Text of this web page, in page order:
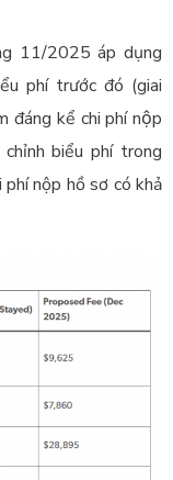
11/2025 áp dụng
phí trước đó (giai
đáng kể chi phí nộp
biểu phí trong
nộp hồ sơ có khả